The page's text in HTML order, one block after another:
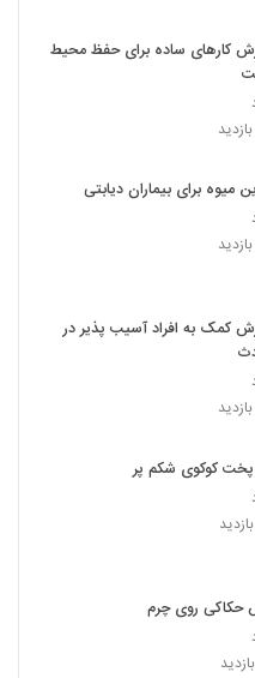
کارهای ساده برای حفظ محیط
میوه برای بیماران دیابتی
کمک به افراد آسیب پذیر در
پخت کوکوی شکم پر
حکاکی روی چرم